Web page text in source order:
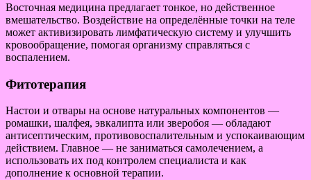
Восточная медицина предлагает тонкое, но действенное
вмешательство. Воздействие на определённые точки на теле
может активизировать лимфатическую систему и улучшить
кровообращение, помогая организму справляться с
воспалением.
Фитотерапия
Настои и отвары на основе натуральных компонентов —
ромашки, шалфея, эвкалипта или зверобоя — обладают
антисептическим, противовоспалительным и успокаивающим
действием. Главное — не заниматься самолечением, а
использовать их под контролем специалиста и как
дополнение к основной терапии.